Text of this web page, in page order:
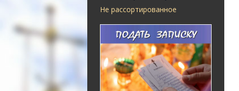
Не рассортированное